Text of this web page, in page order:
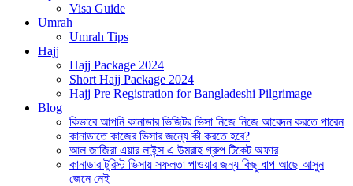
Visa Guide
Umrah
Umrah Tips
Hajj
Hajj Package 2024
Short Hajj Package 2024
Hajj Pre Registration for Bangladeshi Pilgrimage
Blog
কিভাবে আপনি কানাডার ভিজিটর ভিসা নিজে নিজে আবেদন করতে পারেন
কানাডাতে কাজের ভিসার জন্যে কী করতে হবে?
আল জাজিরা এয়ার লাইন্স এ উমরাহ গ্রুপ টিকেট অফার
কানাডার টুরিস্ট ভিসায় সফলতা পাওয়ার জন্য কিছু ধাপ আছে আসুন
জেনে নেই